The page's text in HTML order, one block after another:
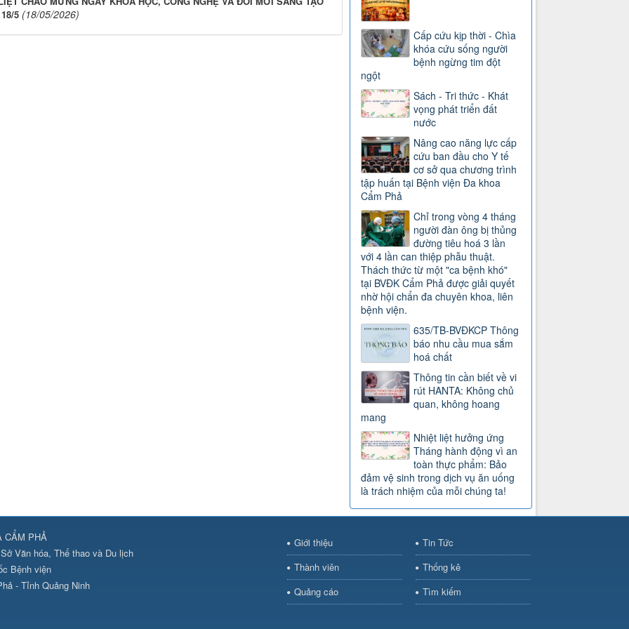
5 (18/05/2026)
Cấp cứu kịp thời - Chìa
khóa cứu sống người
bệnh ngừng tim đột
ngột
Sách - Tri thức - Khát
vọng phát triển đất
nước
Nâng cao năng lực cấp
cứu ban đầu cho Y tế
cơ sở qua chương trình
tập huấn tại Bệnh viện Đa khoa
Cẩm Phả
Chỉ trong vòng 4 tháng
người đàn ông bị thủng
đường tiêu hoá 3 lần
với 4 lần can thiệp phẫu thuật.
Thách thức từ một "ca bệnh khó"
tại BVĐK Cẩm Phả được giải quyết
nhờ hội chẩn đa chuyên khoa, liên
bệnh viện.
635/TB-BVĐKCP Thông
báo nhu cầu mua sắm
hoá chất
Thông tin cần biết về vi
rút HANTA: Không chủ
quan, không hoang
mang
Nhiệt liệt hưởng ứng
Tháng hành động vì an
toàn thực phẩm: Bảo
đảm vệ sinh trong dịch vụ ăn uống
là trách nhiệm của mỗi chúng ta!
CẨM PHẢ
Văn hóa, Thể thao và Du lịch
Bệnh viện
- Tỉnh Quảng Ninh
Giới thiệu
Tin Tức
Thành viên
Thống kê
Quảng cáo
Tìm kiếm